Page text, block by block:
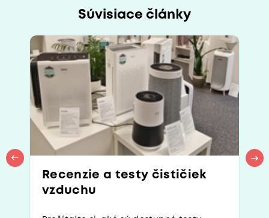
Súvisiace články
Recenzie a testy čističiek
vzduchu